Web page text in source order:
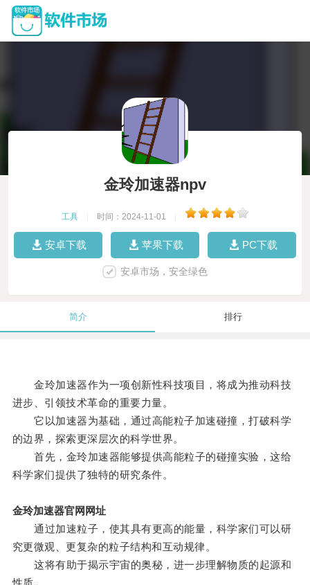
金玲加速器npv
工具 时间：2024-11-01
安卓下载 苹果下载 PC下载
安卓市场，安全绿色
简介 排行
金玲加速器作为一项创新性科技项目，将成为推动科技
进步、引领技术革命的重要力量。
它以加速器为基础，通过高能粒子加速碰撞，打破科学
的边界，探索更深层次的科学世界。
首先，金玲加速器能够提供高能粒子的碰撞实验，这给
科学家们提供了独特的研究条件。
金玲加速器官网网址
通过加速粒子，使其具有更高的能量，科学家们可以研
究更微观、更复杂的粒子结构和互动规律。
这将有助于揭示宇宙的奥秘，进一步理解物质的起源和